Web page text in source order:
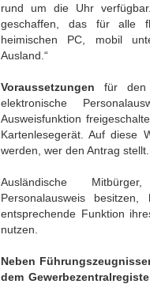
rund um die Uhr
geschaffen, das für alle
heimischen PC, mobil
Ausland.“
Voraussetzungen für den
elektronische
Ausweisfunktion
Kartenlesegerät. Auf diese
werden, wer den Antrag stellt.
Ausländische
Personalausweis
entsprechende Funktion
nutzen.
Neben
dem